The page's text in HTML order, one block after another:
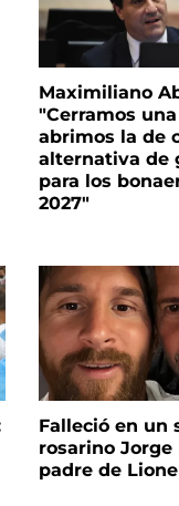
Maximiliano
"Cerramos
abrimos la de
alternativa de
para los
2027"
Falleció en un
rosarino Jorge
padre de